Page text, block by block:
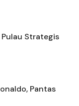
Strategis
Pantas